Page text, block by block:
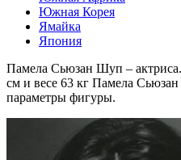
Южная Корея
Ямайка
Япония
Памела Сьюзан Шуп –
см и весе 63 кг Памела
параметры фигуры.